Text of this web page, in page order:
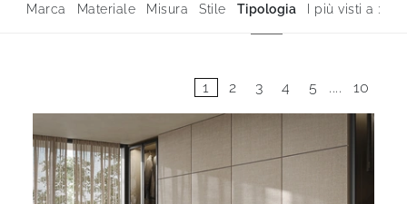
Marca Materiale Misura Stile Tipologia I più visti a :
1 2 3 4 5 .... 10